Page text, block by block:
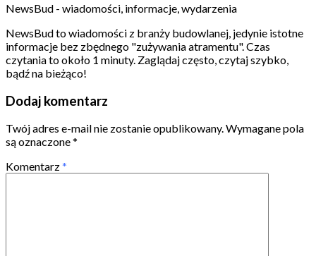
NewsBud - wiadomości, informacje, wydarzenia
NewsBud to wiadomości z branży budowlanej, jedynie istotne
informacje bez zbędnego "zużywania atramentu". Czas
czytania to około 1 minuty. Zaglądaj często, czytaj szybko,
bądź na bieżąco!
Dodaj komentarz
Twój adres e-mail nie zostanie opublikowany.Wymagane pola
są oznaczone*
Komentarz*